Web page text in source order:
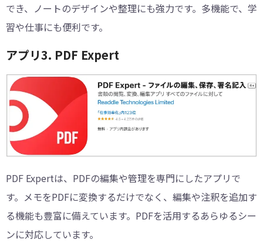
でき、ノートのデザインや整理にも強力です。多機能で、学
習や仕事にも便利です。
アプリ3. PDF Expert
PDF Expertは、PDFの編集や管理を専門にしたアプリで
す。メモをPDFに変換するだけでなく、編集や注釈を追加す
る機能も豊富に備えています。PDFを活用するあらゆるシー
ンに対応しています。